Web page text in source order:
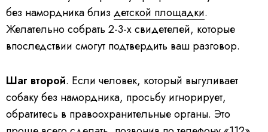
без намордника близ детской площадки.
Желательно собрать 2-3-х свидетелей, которые
впоследствии смогут подтвердить ваш разговор.
Шаг второй. Если человек, который выгуливает
собаку без намордника, просьбу игнорирует,
обратитесь в правоохранительные органы. Это